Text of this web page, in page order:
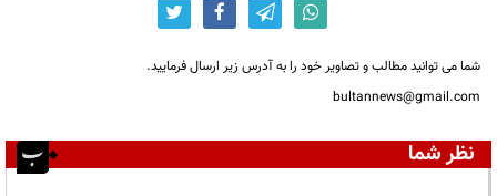
شما می توانید مطالب و تصاویر خود را به آدرس زیر ارسال فرمایید.
bultannews@gmail.com
نظر شما